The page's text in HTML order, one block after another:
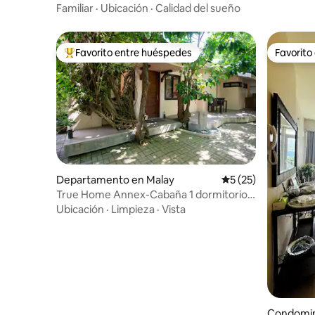
Familiar · Ubicación · Calidad del sueño
De los mejores en Favorito entre huéspedes
Favorito entre huéspedes
Departamento en Malay Calificación
5 (25)
True Home Annex-Cabaña 1 dormitorio
con 1 cama Apartamento D'mall
Ubicación · Limpieza · Vista